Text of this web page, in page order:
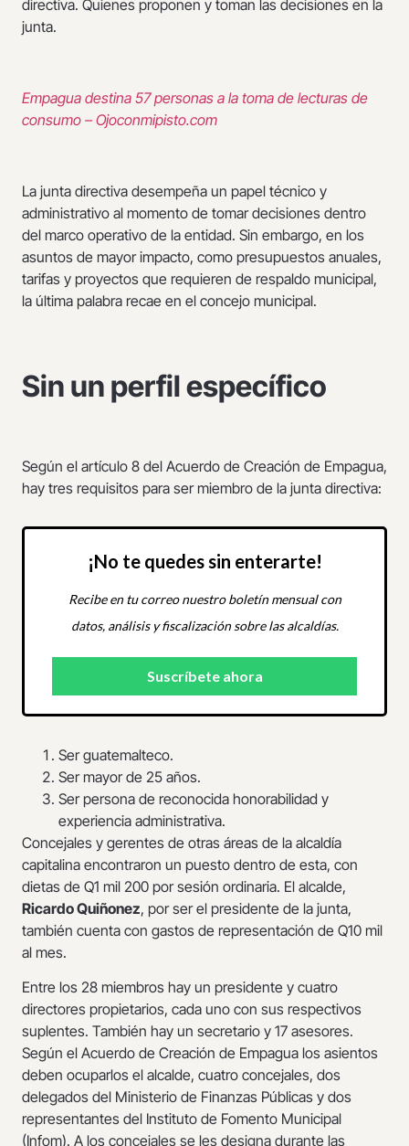
directiva. Quienes proponen y toman las decisiones en la
junta.
Empagua destina 57 personas a la toma de lecturas de
consumo – Ojoconmipisto.com
La junta directiva desempeña un papel técnico y
administrativo al momento de tomar decisiones dentro
del marco operativo de la entidad. Sin embargo, en los
asuntos de mayor impacto, como presupuestos anuales,
tarifas y proyectos que requieren de respaldo municipal,
la última palabra recae en el concejo municipal.
Sin un perfil específico
Según el artículo 8 del Acuerdo de Creación de Empagua,
hay tres requisitos para ser miembro de la junta directiva:
¡No te quedes sin enterarte!
Recibe en tu correo nuestro boletín mensual con
datos, análisis y fiscalización sobre las alcaldías.
Ser guatemalteco.
Ser mayor de 25 años.
Ser persona de reconocida honorabilidad y
experiencia administrativa.
Concejales y gerentes de otras áreas de la alcaldía
capitalina encontraron un puesto dentro de esta, con
dietas de Q1 mil 200 por sesión ordinaria. El alcalde,
Ricardo Quiñonez, por ser el presidente de la junta,
también cuenta con gastos de representación de Q10 mil
al mes.
Entre los 28 miembros hay un presidente y cuatro
directores propietarios, cada uno con sus respectivos
suplentes. También hay un secretario y 17 asesores.
Según el Acuerdo de Creación de Empagua los asientos
deben ocuparlos el alcalde, cuatro concejales, dos
delegados del Ministerio de Finanzas Públicas y dos
representantes del Instituto de Fomento Municipal
(Infom). A los concejales se les designa durante las